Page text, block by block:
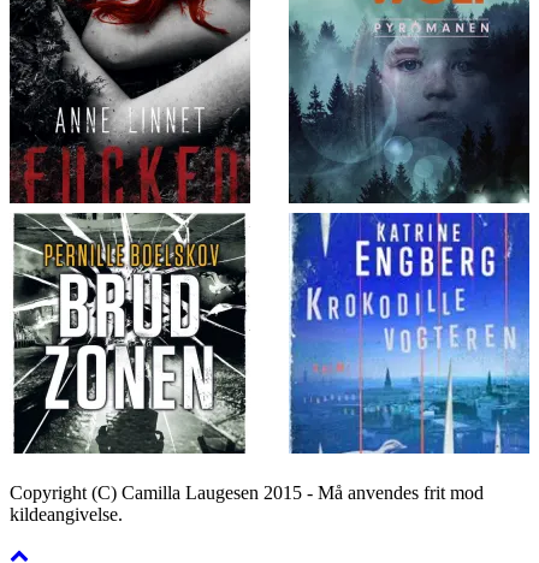
Copyright (C) Camilla Laugesen 2015 - Må anvendes frit mod
kildeangivelse.